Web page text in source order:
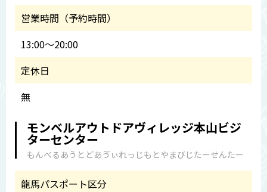
営業時間（予約時間）
13:00～20:00
定休日
無
モンベルアウトドアヴィレッジ本山ビジ
ターセンター
もんべるあうとどあゔぃれっじもとやまびじたーせんたー
龍馬パスポート区分